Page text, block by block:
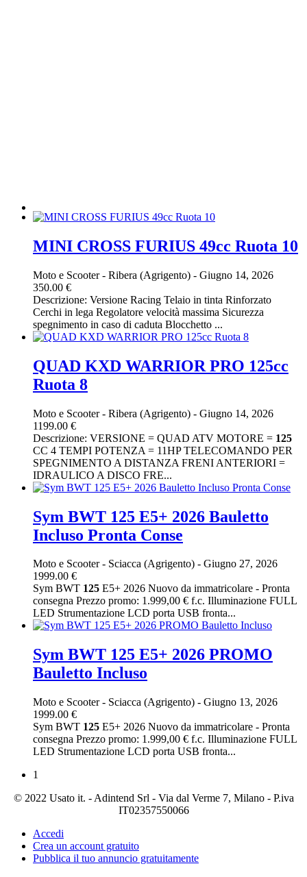
MINI CROSS FURIUS 49cc Ruota 10
Moto e Scooter- Ribera (Agrigento) - Giugno 14, 2026
350.00 €
Descrizione: Versione Racing Telaio in tinta Rinforzato
Cerchi in lega Regolatore velocità massima Sicurezza
spegnimento in caso di caduta Blocchetto ...
QUAD KXD WARRIOR PRO 125cc
Ruota 8
Moto e Scooter- Ribera (Agrigento) - Giugno 14, 2026
1199.00 €
Descrizione: VERSIONE = QUAD ATV MOTORE = 125
CC 4 TEMPI POTENZA = 11HP TELECOMANDO PER
SPEGNIMENTO A DISTANZA FRENI ANTERIORI =
IDRAULICO A DISCO FRE...
Sym BWT 125 E5+ 2026 Bauletto
Incluso Pronta Conse
Moto e Scooter- Sciacca (Agrigento) - Giugno 27, 2026
1999.00 €
Sym BWT 125 E5+ 2026 Nuovo da immatricolare - Pronta
consegna Prezzo promo: 1.999,00 € f.c. Illuminazione FULL
LED Strumentazione LCD porta USB fronta...
Sym BWT 125 E5+ 2026 PROMO
Bauletto Incluso
Moto e Scooter- Sciacca (Agrigento) - Giugno 13, 2026
1999.00 €
Sym BWT 125 E5+ 2026 Nuovo da immatricolare - Pronta
consegna Prezzo promo: 1.999,00 € f.c. Illuminazione FULL
LED Strumentazione LCD porta USB fronta...
1
© 2022 Usato it. - Adintend Srl - Via dal Verme 7, Milano - P.iva
IT02357550066
Accedi
Crea un account gratuito
Pubblica il tuo annuncio gratuitamente